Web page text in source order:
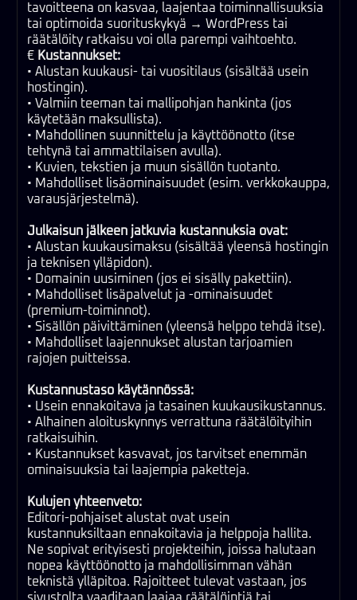
tavoitteena on kasvaa, laajentaa toiminnallisuuksia
tai optimoida suorituskykyä → WordPress tai
räätälöity ratkaisu voi olla parempi vaihtoehto.
€ Kustannukset:
• Alustan kuukausi- tai vuositilaus (sisältää usein
hostingin).
• Valmiin teeman tai mallipohjan hankinta (jos
käytetään maksullista).
• Mahdollinen suunnittelu ja käyttöönotto (itse
tehtynä tai ammattilaisen avulla).
• Kuvien, tekstien ja muun sisällön tuotanto.
• Mahdolliset lisäominaisuudet (esim. verkkokauppa,
varausjärjestelmä).
Julkaisun jälkeen jatkuvia kustannuksia ovat:
• Alustan kuukausimaksu (sisältää yleensä hostingin
ja teknisen ylläpidon).
• Domainin uusiminen (jos ei sisälly pakettiin).
• Mahdolliset lisäpalvelut ja -ominaisuudet
(premium-toiminnot).
• Sisällön päivittäminen (yleensä helppo tehdä itse).
• Mahdolliset laajennukset alustan tarjoamien
rajojen puitteissa.
Kustannustaso käytännössä:
• Usein ennakoitava ja tasainen kuukausikustannus.
• Alhainen aloituskynnys verrattuna räätälöityihin
ratkaisuihin.
• Kustannukset kasvavat, jos tarvitset enemmän
ominaisuuksia tai laajempia paketteja.
Kulujen yhteenveto:
Editori-pohjaiset alustat ovat usein
kustannuksiltaan ennakoitavia ja helppoja hallita.
Ne sopivat erityisesti projekteihin, joissa halutaan
nopea käyttöönotto ja mahdollisimman vähän
teknistä ylläpitoa. Rajoitteet tulevat vastaan, jos
sivustolta vaaditaan laajaa räätälöintiä tai